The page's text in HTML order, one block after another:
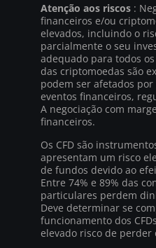
Atenção aos riscos :
financeiros e/ou
elevados, incluindo o
parcialmente o seu
adequado para todos
das criptomoedas são
podem ser afetados
eventos financeiros,
A negociação com
financeiros.
Os CFD são
apresentam um risco
de fundos devido ao
Entre 74% e 89% das
particulares perdem
Deve determinar se
funcionamento dos
elevado risco de perder